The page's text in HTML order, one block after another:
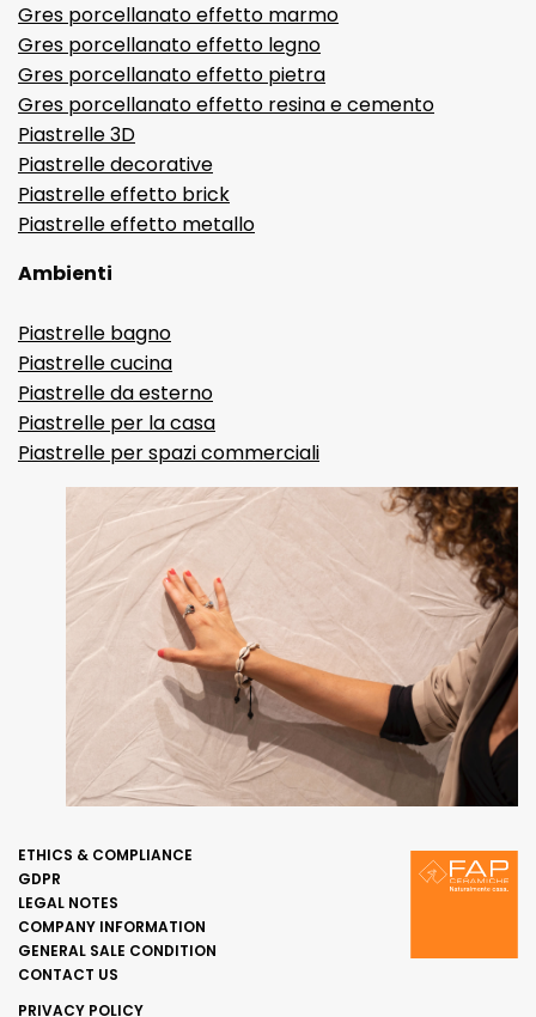
Gres porcellanato effetto marmo
Gres porcellanato effetto legno
Gres porcellanato effetto pietra
Gres porcellanato effetto resina e cemento
Piastrelle 3D
Piastrelle decorative
Piastrelle effetto brick
Piastrelle effetto metallo
Ambienti
Piastrelle bagno
Piastrelle cucina
Piastrelle da esterno
Piastrelle per la casa
Piastrelle per spazi commerciali
ETHICS & COMPLIANCE
GDPR
LEGAL NOTES
COMPANY INFORMATION
GENERAL SALE CONDITION
CONTACT US
PRIVACY POLICY